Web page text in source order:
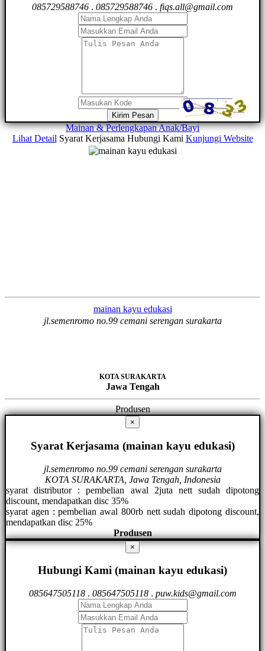
085729588746 . 085729588746 . fiqs.all@gmail.com
Kirim Pesan
Mainan & Perlengkapan Anak/Bayi
Lihat Detail Syarat Kerjasama Hubungi Kami Kunjungi Website
mainan kayu edukasi
jl.semenromo no.99 cemani serengan surakarta
KOTA SURAKARTA
Jawa Tengah
Produsen
×
Syarat Kerjasama (mainan kayu edukasi)
jl.semenromo no.99 cemani serengan surakarta
KOTA SURAKARTA, Jawa Tengah, Indonesia
syarat distributor : pembelian awal 2juta nett sudah dipotong
discount, mendapatkan disc 35%
syarat agen : pembelian awal 800rb nett sudah dipotong discount,
mendapatkan disc 25%
Produsen
×
Hubungi Kami (mainan kayu edukasi)
085647505118. 085647505118. puw.kids@gmail.com